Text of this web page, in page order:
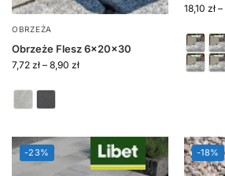
OBRZEŻA
Obrzeże Flesz 6x20x30
7,72 zł – 8,90 zł
18,10 zł –
-23% -18%